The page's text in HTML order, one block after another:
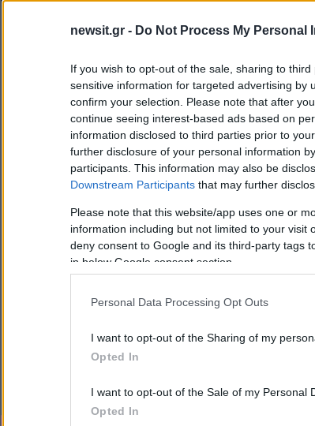
newsit.gr - Do Not Process My Personal
If you wish to opt-out of the sale, sharing to
sensitive information for targeted advertising by
confirm your selection. Please note that after
continue seeing interest-based ads based on
information disclosed to third parties prior to
further disclosure of your personal information
participants. This information may also be
Downstream Participants that may further
Please note that this website/app uses one or
information including but not limited to your visit
deny consent to Google and its third-party tags
in below Google consent section.
Personal Data Processing Opt Outs
I want to opt-out of the Sharing of my
Opted In
I want to opt-out of the Sale of my Personal
Opted In